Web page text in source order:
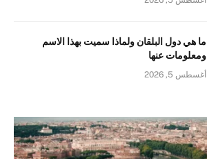
ما هي دول البلقان ولماذا سميت بهذا الاسم
ومعلومات عنها
أغسطس 5, 2026